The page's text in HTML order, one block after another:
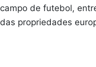
campo de futebol,
das propriedades